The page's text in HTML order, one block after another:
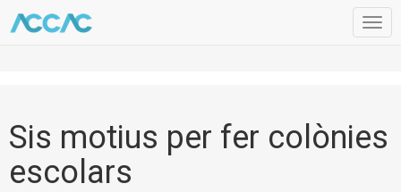
Sis motius per fer colònies
escolars